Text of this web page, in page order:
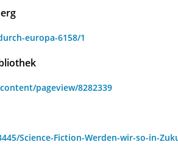
europa-6158/1
pageview/8282339
Science-Fiction-Werden-wir-so-in-